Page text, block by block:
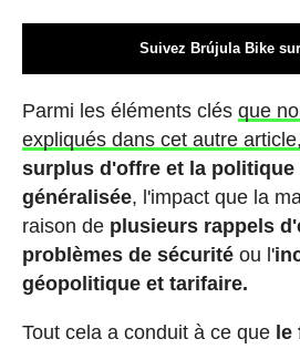
Suivez Brújula Bike
Parmi les éléments clés que
expliqués dans cet autre article,
surplus d'offre et la politique
généralisée, l'impact que la
raison de plusieurs rappels
problèmes de sécuritéou l'
géopolitique et tarifaire.
Tout cela a conduit à ce que